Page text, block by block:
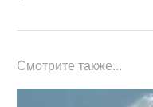
Смотрите также...